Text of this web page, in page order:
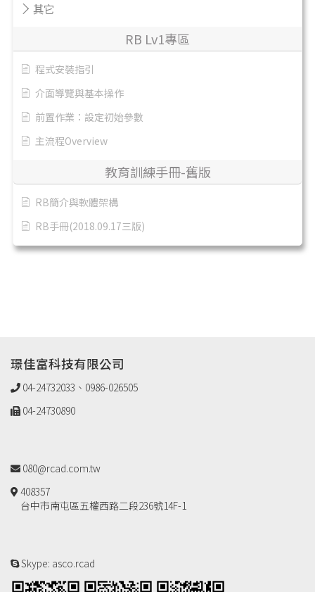
其它
RB Lv1專區
程式安裝指引
介面導覽與基本操作
前置作業：設定初始參數
主流程Overview
教育訓練手冊-舊版
RB簡介與軟體架構
RB手冊(2018.09.17三版)
璟佳富科技有限公司
04-24732033、0986-026505
04-24730890
080@rcad.com.tw
408357
台中市南屯區五權西路二段236號14F-1
Skype: asco.rcad